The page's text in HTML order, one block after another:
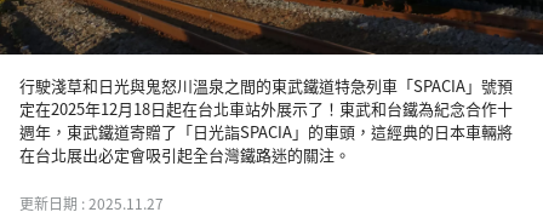
行駛淺草和日光與鬼怒川溫泉之間的東武鐵道特急列車「SPACIA」號預
定在2025年12月18日起在台北車站外展示了！東武和台鐵為紀念合作十
週年，東武鐵道寄贈了「日光詣SPACIA」的車頭，這經典的日本車輛將
在台北展出必定會吸引起全台灣鐵路迷的關注。
更新日期 :2025.11.27